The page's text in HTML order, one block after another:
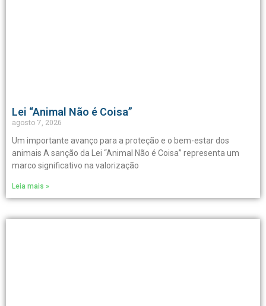
Lei “Animal Não é Coisa”
agosto 7, 2026
Um importante avanço para a proteção e o bem-estar dos
animais A sanção da Lei “Animal Não é Coisa” representa um
marco significativo na valorização
Leia mais »